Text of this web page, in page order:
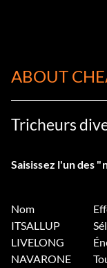
ABOUT
Tricheurs
Saisissez l'un des
Nom
ITSALLUP
LIVELONG
NAVARONE